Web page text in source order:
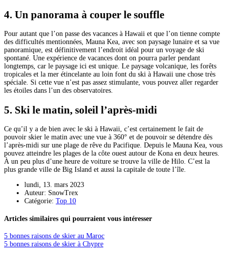
4. Un panorama à couper le souffle
Pour autant que l’on passe des vacances à Hawaii et que l’on tienne compte
des difficultés mentionnées, Mauna Kea, avec son paysage lunaire et sa vue
panoramique, est définitivement l’endroit idéal pour un voyage de ski
spontané. Une expérience de vacances dont on pourra parler pendant
longtemps, car le paysage ici est unique. Le paysage volcanique, les forêts
tropicales et la mer étincelante au loin font du ski à Hawaii une chose très
spéciale. Si cette vue n’est pas assez stimulante, vous pouvez aller regarder
les étoiles dans l’un des observatoires.
5. Ski le matin, soleil l’après-midi
Ce qu’il y a de bien avec le ski à Hawaii, c’est certainement le fait de
pouvoir skier le matin avec une vue à 360° et de pouvoir se détendre dès
l’après-midi sur une plage de rêve du Pacifique. Depuis le Mauna Kea, vous
pouvez atteindre les plages de la côte ouest autour de Kona en deux heures.
À un peu plus d’une heure de voiture se trouve la ville de Hilo. C’est la
plus grande ville de Big Island et aussi la capitale de toute l’île.
lundi, 13. mars 2023
Auteur: SnowTrex
Catégorie: Top 10
Articles similaires qui pourraient vous intéresser
5 bonnes raisons de skier au Maroc
5 bonnes raisons de skier à Chypre